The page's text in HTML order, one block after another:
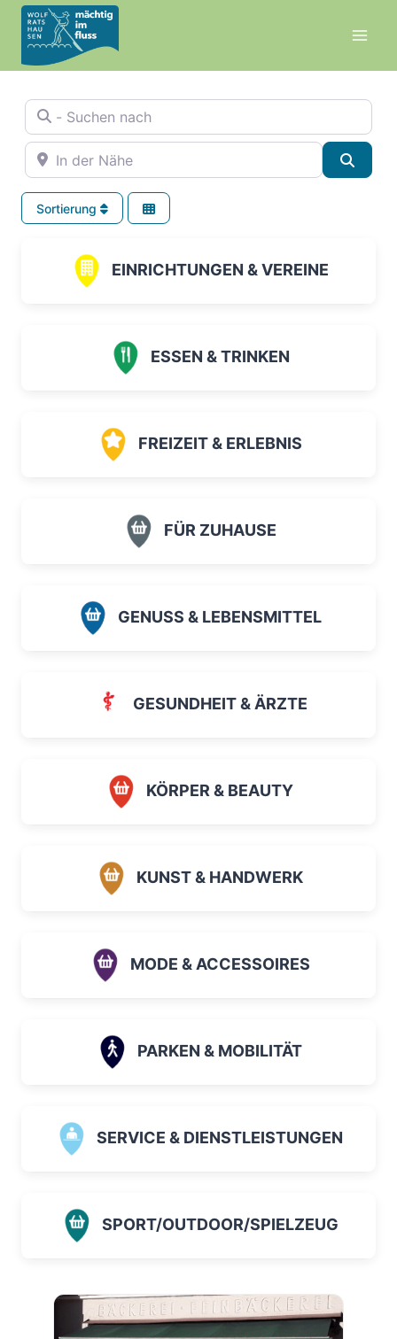
Zum
Inhalt
springen
- Suchen nach
In der Nähe
Sortierung
EINRICHTUNGEN & VEREINE
ESSEN & TRINKEN
FREIZEIT & ERLEBNIS
FÜR ZUHAUSE
GENUSS & LEBENSMITTEL
GESUNDHEIT & ÄRZTE
KÖRPER & BEAUTY
KUNST & HANDWERK
MODE & ACCESSOIRES
PARKEN & MOBILITÄT
SERVICE & DIENSTLEISTUNGEN
SPORT/OUTDOOR/SPIELZEUG